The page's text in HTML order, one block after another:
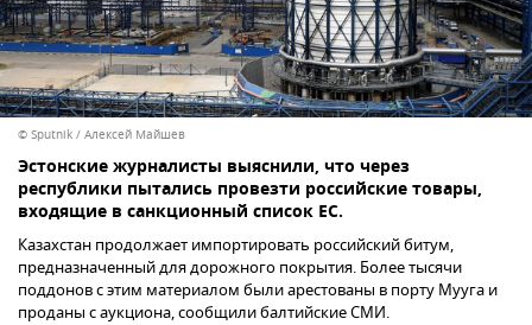
© Sputnik / Алексей Майшев
Эстонские журналисты выяснили, что через
республики пытались провезти российские товары,
входящие в санкционный список ЕС.
Казахстан продолжает импортировать российский битум,
предназначенный для дорожного покрытия. Более тысячи
поддонов с этим материалом были арестованы в порту Мууга и
проданы с аукциона, сообщили балтийские СМИ.